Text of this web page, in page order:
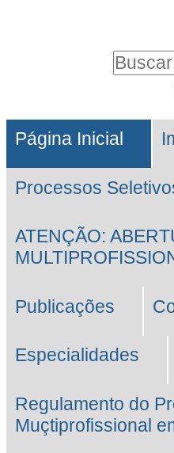
|
Ir
para
Avançada…
Navegação
Página Inicial
Processos
ATENÇÃO:
Publicações
Especialidades
Regulamento do
Muçtiprofissional